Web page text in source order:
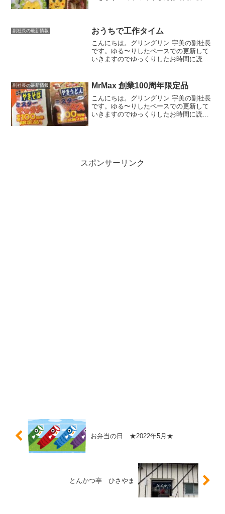
すが、学校行事で読み聞...
副社長の最新情報 おうちで工作タイム
こんにちは。グリングリン 宇美の副社長
です。ゆる〜りしたペースでの更新して
いきますのでゆっくりしたお時間に読ん
楽しみました。ミニゲームキットまず
は、100均ダイソーさん...
副社長の最新情報 MrMax 創業100周年限定品
こんにちは。グリングリン 宇美の副社長
です。ゆる〜りしたペースでの更新して
いきますのでゆっくりしたお時間に読ん
スポンサーリンク
お弁当の日 ★2022年5月★
とんかつ亭 ひさやま